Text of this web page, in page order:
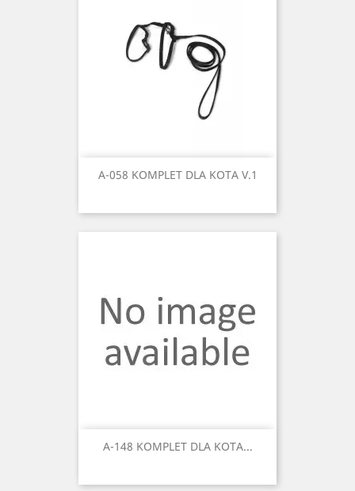
A-058 KOMPLET DLA KOTA V.1
A-148 KOMPLET DLA KOTA...